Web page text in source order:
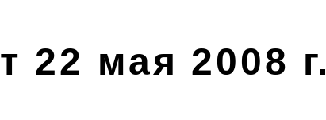
22 мая 2008 г.